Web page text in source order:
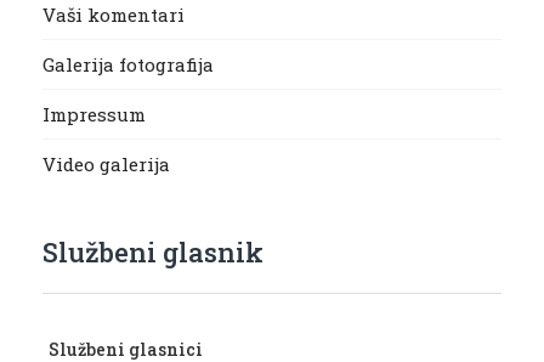
Vaši komentari
Galerija fotografija
Impressum
Video galerija
Službeni glasnik
Službeni glasnici